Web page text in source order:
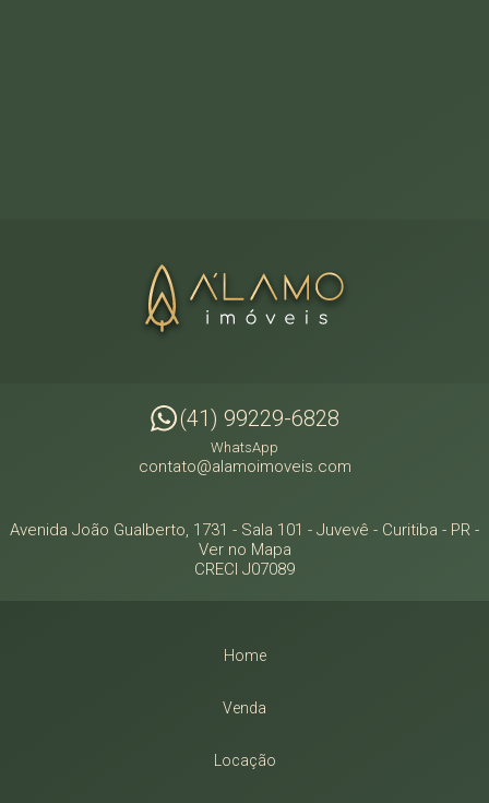
(41) 99229-6828
WhatsApp
contato@alamoimoveis.com
Avenida João Gualberto, 1731 - Sala 101 - Juvevê - Curitiba - PR -
Ver no Mapa
CRECI J07089
Home
Venda
Locação